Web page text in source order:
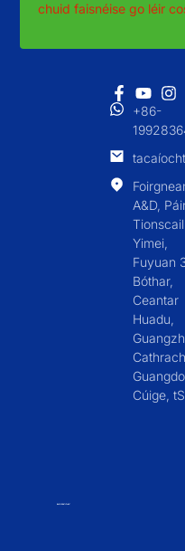
chuid faisnéise go léir
+86-
A&D,
Tionscail
Yimei,
Fuyuan
Bóthar,
Ceantar
Huadu,
Cathrach,
Cúige,